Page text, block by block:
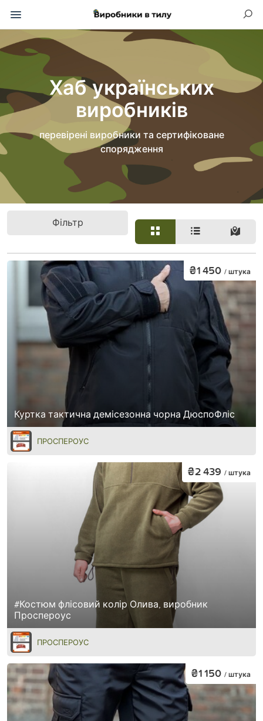
Хаб українських
виробників
перевірені виробники та сертифіковане
спорядження
Фільтр
Куртка тактична демісезонна чорна ДюспоФліс
₴1 450 / штука
ПРОСПЕРОУС
#Костюм флісовий колір Олива, виробник
Проспероус
₴2 439 / штука
ПРОСПЕРОУС
₴1 150 / штука